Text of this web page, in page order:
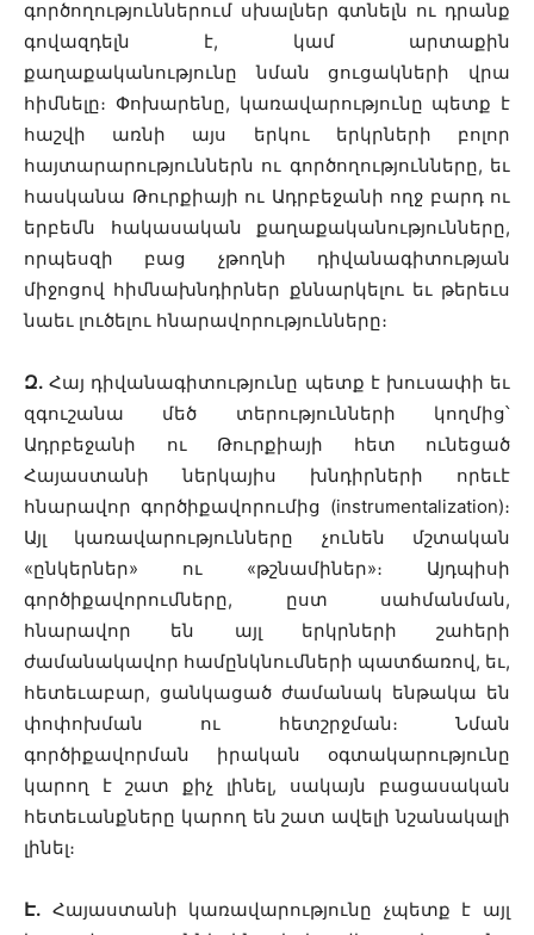
գործողություններում սխալներ գտնելն ու դրանք
գովազդելն է, կամ արտաքին
քաղաքականությունը նման ցուցակների վրա
հիմնելը։ Փոխարենը, կառավարությունը պետք է
հաշվի առնի այս երկու երկրների բոլոր
հայտարարություններն ու գործողությունները, եւ
հասկանա Թուրքիայի ու Ադրբեջանի ողջ բարդ ու
երբեմն հակասական քաղաքականությունները,
որպեսզի բաց չթողնի դիվանագիտության
միջոցով հիմնախնդիրներ քննարկելու եւ թերեւս
նաեւ լուծելու հնարավորությունները։
Զ. Հայ դիվանագիտությունը պետք է խուսափի եւ
զգուշանա մեծ տերությունների կողմից՝
Ադրբեջանի ու Թուրքիայի հետ ունեցած
Հայաստանի ներկայիս խնդիրների որեւէ
հնարավոր գործիքավորումից (instrumentalization)։
Այլ կառավարությունները չունեն մշտական
«ընկերներ» ու «թշնամիներ»։ Այդպիսի
գործիքավորումները, ըստ սահմանման,
հնարավոր են այլ երկրների շահերի
ժամանակավոր համընկնումների պատճառով, եւ,
հետեւաբար, ցանկացած ժամանակ ենթակա են
փոփոխման ու հետշրջման։ Նման
գործիքավորման իրական օգտակարությունը
կարող է շատ քիչ լինել, սակայն բացասական
հետեւանքները կարող են շատ ավելի նշանակալի
լինել։
Է. Հայաստանի կառավարությունը չպետք է այլ